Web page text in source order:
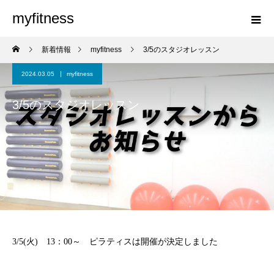
myfitness
新着情報 myfitness 3/5のスタジオレッスン
2024.03.05 myfitness
3/5のスタジオレッスン
3/5(火) 13：00～ ピラティスは開催が決定しました